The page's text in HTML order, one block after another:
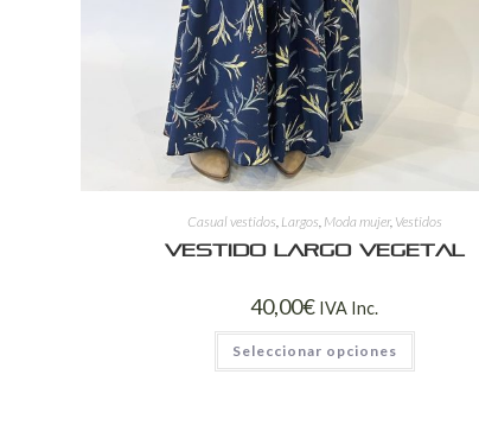
Casual vestidos Largos Moda mujer, Vestidos
Vestido largo vegetal
40,00€ IVA Inc.
Seleccionar opciones